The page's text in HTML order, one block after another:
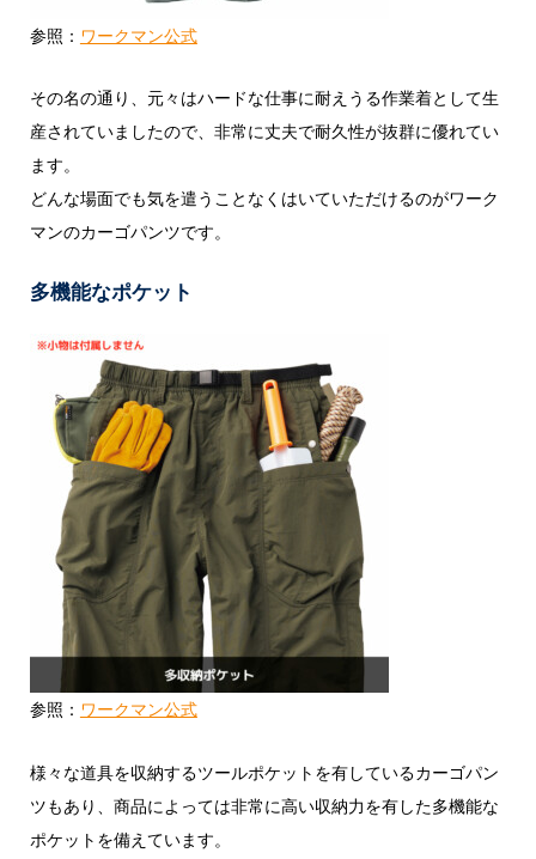
参照： ワークマン公式
その名の通り、元々はハードな仕事に耐えうる作業着として生
産されていましたので、非常に丈夫で耐久性が抜群に優れてい
ます。
どんな場面でも気を遣うことなくはいていただけるのがワーク
マンのカーゴパンツです。
多機能なポケット
参照： ワークマン公式
様々な道具を収納するツールポケットを有しているカーゴパン
ツもあり、商品によっては非常に高い収納力を有した多機能な
ポケットを備えています。